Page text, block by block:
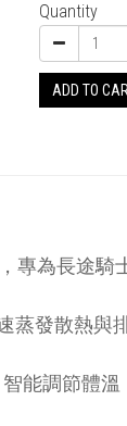
Quantity
ADD TO
專為長途騎
蒸發散熱
能調節體